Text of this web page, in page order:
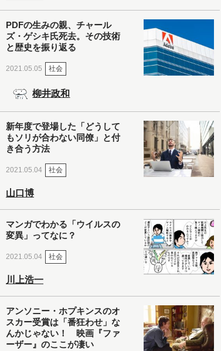
PDFの生みの親、チャール
ズ・ゲシキ氏死去。その技術
と歴史を振り返る
2021.05.05 社会
柳井政和
新年度で登場した「どうして
もソリが合わない同僚」と付
き合う方法
2021.05.04 社会
山口博
マンガでわかる「ウイルスの
変異」ってなに？
2021.05.04 社会
川上浩一
アンソニー・ホプキンスのオ
スカー受賞は「番狂わせ」な
んかじゃない！ 映画『ファ
ーザー』のここが凄い